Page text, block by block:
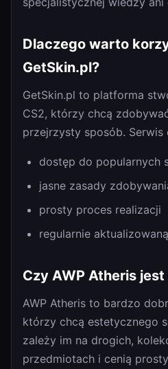
Dlaczego warto
GetSkin.pl?
GetSkin.pl to platforma
CS2, którzy chcą
przejrzysty sposób. Serwis
dostęp do popularnych
jasne zasady
prosty proces realizacji
regularnie
Czy AWP Atheris
AWP Atheris to bardzo
którzy chcą estetycznego
zależy im na drogich,
przedmiotach i cenią